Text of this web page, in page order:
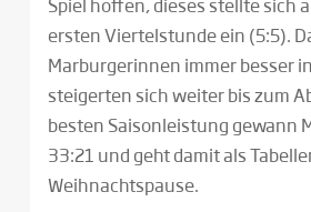
ersten Viertelstunde ein (5:5).
Marburgerinnen immer besser
steigerten sich weiter bis zum
besten Saisonleistung gewann
33:21 und geht damit als
Weihnachtspause.